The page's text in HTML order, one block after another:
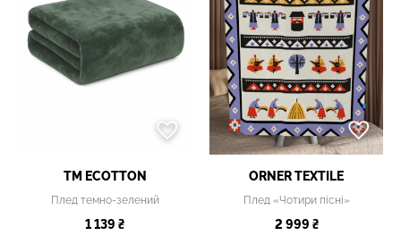
TM ECOTTON
Плед темно-зелений
1 139 ₴
ORNER TEXTILE
Плед «Чотири пісні»
2 999 ₴